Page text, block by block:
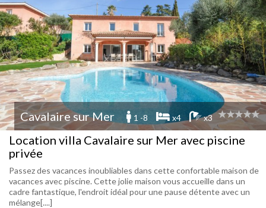
Cavalaire sur Mer 1 -8 x4 x3
Location villa Cavalaire sur Mer avec piscine
privée
Passez des vacances inoubliables dans cette confortable maison de
vacances avec piscine. Cette jolie maison vous accueille dans un
cadre fantastique, l'endroit idéal pour une pause détente avec un
mélange[....]